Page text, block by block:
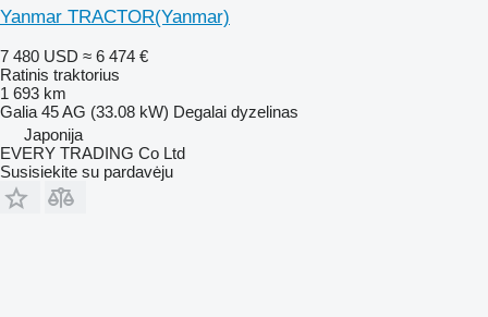
Yanmar TRACTOR(Yanmar)
7 480 USD ≈ 6 474 €
Ratinis traktorius
1 693 km
Galia 45 AG (33.08 kW) Degalai dyzelinas
Japonija
EVERY TRADING Co Ltd
Susisiekite su pardavėju